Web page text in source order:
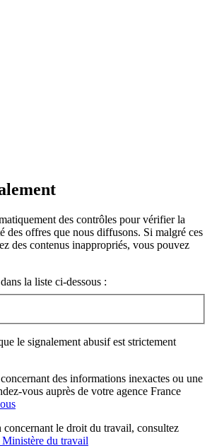
des contrôles pour vérifier la
des offres que nous diffusons. Si malgré ces
des contenus inappropriés, vous pouvez
la liste ci-dessous :
le signalement abusif est strictement
des informations inexactes ou une
vous auprès de votre agence France
le droit du travail, consultez
du travail